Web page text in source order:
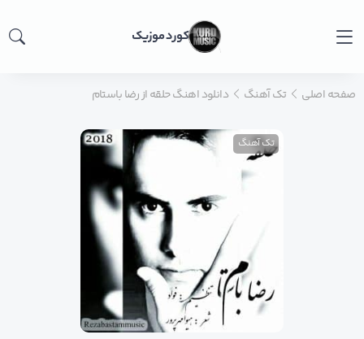
کورد موزیک
صفحه اصلی تک آهنگ دانلود اهنگ حلقه از رضا باستام
تک آهنگ